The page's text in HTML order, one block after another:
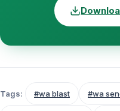
Tags: #wa blast #wa